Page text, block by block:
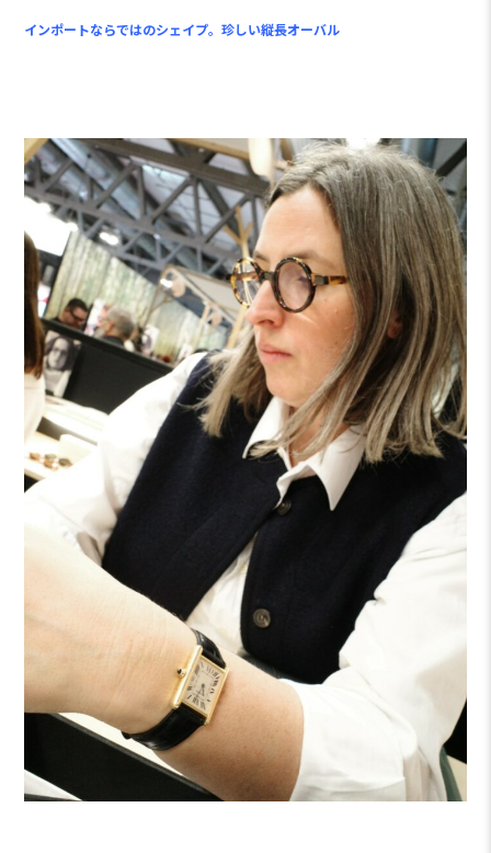
インポートならではのシェイプ。珍しい縦長オーバル